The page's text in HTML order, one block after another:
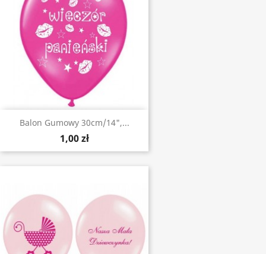
Balon Gumowy 30cm/14",...
1,00 zł